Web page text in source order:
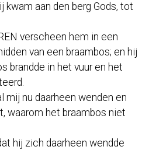
aan den berg Gods, tot
verscheen hem in een
van een braambos; en hij
brandde in het vuur en het
mij nu daarheen wenden en
waarom het braambos niet
hij zich daarheen wendde